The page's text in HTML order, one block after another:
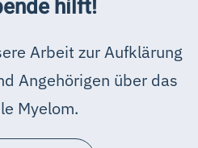
hilft!
Arbeit zur Aufklärung
Angehörigen über das
Myelom.